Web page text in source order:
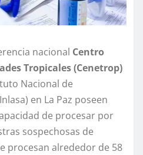
nacional Centro
Tropicales (Cenetrop)
Nacional de
en La Paz poseen
de procesar por
sospechosas de
procesan alrededor de 58